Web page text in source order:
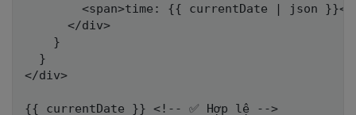
<span>time: {{ currentDate | json
      </div>
    }
  }
</div>